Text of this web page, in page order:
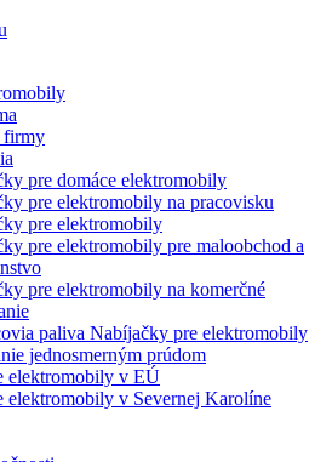
firmy
pre domáce elektromobily
pre elektromobily na pracovisku
pre elektromobily
pre elektromobily pre maloobchod a
pre elektromobily na komerčné
paliva Nabíjačky pre elektromobily
jednosmerným prúdom
elektromobily v EÚ
elektromobily v Severnej Karolíne